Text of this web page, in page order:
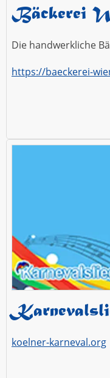
Bäckerei
Die handwerkliche
https://baeckerei-
koelner-karneval.org